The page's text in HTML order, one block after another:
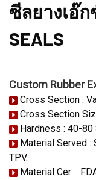
ซีลยางเอ๊ก
SEALS
Custom Rubber
Cross Section :
Cross Section
Hardness : 40-80
Material Served :
TPV.
Material Cer :